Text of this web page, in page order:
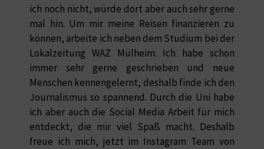
ich noch nicht, würde dort aber auch sehr gerne
mal hin. Um mir meine Reisen finanzieren zu
können, arbeite ich neben dem Studium bei der
Lokalzeitung WAZ Mülheim. Ich habe schon
immer sehr gerne geschrieben und neue
Menschen kennengelernt, deshalb finde ich den
Journalismus so spannend. Durch die Uni habe
ich aber auch die Social Media Arbeit für mich
entdeckt, die mir viel Spaß macht. Deshalb
freue ich mich, jetzt im Instagram Team von